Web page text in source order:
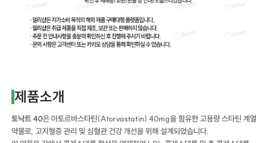
제품소개
토낙트 40은 아토르바스타틴(Atorvastatin) 40mg을 함유한 고용량 스타틴 계열
약물로, 고지혈증 관리 및 심혈관 건강 개선을 위해 설계되었습니다.